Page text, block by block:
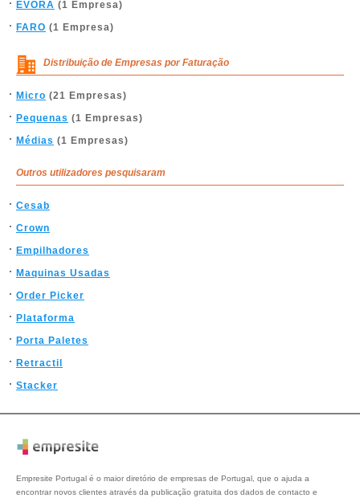
ÉVORA (1 Empresa)
FARO (1 Empresa)
Distribuição de Empresas por Faturação
Micro (21 Empresas)
Pequenas (1 Empresas)
Médias (1 Empresas)
Outros utilizadores pesquisaram
Cesab
Crown
Empilhadores
Maquinas Usadas
Order Picker
Plataforma
Porta Paletes
Retractil
Stacker
Empresite Portugal é o maior diretório de empresas de Portugal, que o ajuda a
encontrar novos clientes através da publicação gratuita dos dados de contacto e